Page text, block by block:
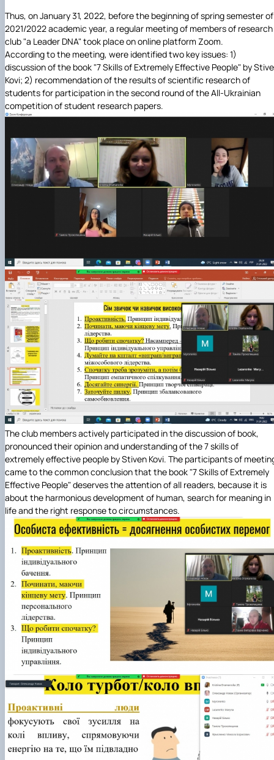
Працевлаштування
Студентські квитки
Інклюзивне середовище
Наукові школи
Стартап школа НУБіП України
Форми документів
Патентно-ліцензійна діяльність
садово-паркове господарство, ветеринарна
медицина»
Обладнання НУБіП України
Наукові видання
Досліднику та автору
Звіт про проведення НТЗ
Наукові журнали НУБіП України
Наукові журнали НУБіП України (English)
Пам'ятка про проведення науково-
заходів
Порядок планування та організації
Результати науково-технічних заходів
Монографії
Наука для бізнесу
Каталог наукових послуг
«SEB-2024»
«SEB-2025»
Рада роботодавців
Благодійний фонд «Голосіївська ініціатива
2020»
Видатні випускники та працівники
Звіт ректора
Пам'яті захисників України
Почесні доктори і професори НУБіП України
Пресслужба
Університетський кур'єр
Вибори ректора
Програма розвитку університету
Державні закупівлі
Офіційна символіка
Антикорупційні заходи
Уповноважена особа з питань запобігання
виявлення корупції
Положення про антикорупційного
уповноваженого НУБіП України
Національні нормативно-правові акти
Інформаційні ресурси НАЗК
Методичні роз’яснення НАЗК
Антикорупційні заходи
Гендерна радниця
Контактна інформація
Thus, on January 31, 2022, before the beginning of spring semester of
2021/2022 academic year, a regular meeting of members of research
club "a Leader DNA" took place on online platform Zoom.
According to the meeting, were identified two key issues: 1)
discussion of the book "7 Skills of Extremely Effective People" by
Kovi; 2) recommendation of the results of scientific research of
students for participation in the second round of the All-Ukrainian
competition of student research papers.
The club members actively participated in the discussion of book,
pronounced their opinion and understanding of the 7 skills of
extremely effective people by Stiven Kovi. The participants of
came to the common conclusion that the book "7 Skills of Extremely
Effective People" deserves the attention of all readers, because it is
about the harmonious development of human, search for meaning in
life and the right response to circumstances.